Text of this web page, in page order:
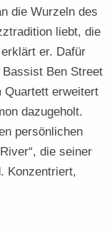
die Wurzeln des
liebt, die
er. Dafür
Ben Street
Quartett erweitert
dazugeholt.
persönlichen
die seiner
Konzentriert,